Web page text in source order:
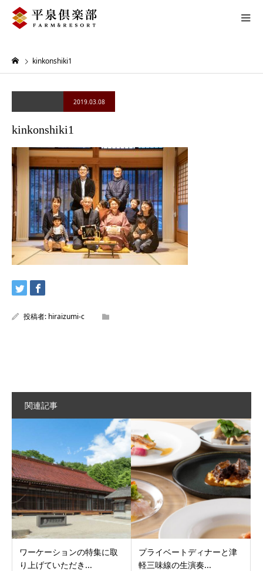
kinkonshiki1
2019.03.08
kinkonshiki1
投稿者: hiraizumi-c
関連記事
ワーケーションの特集に取
り上げていただき...
プライベートディナーと津
軽三味線の生演奏...